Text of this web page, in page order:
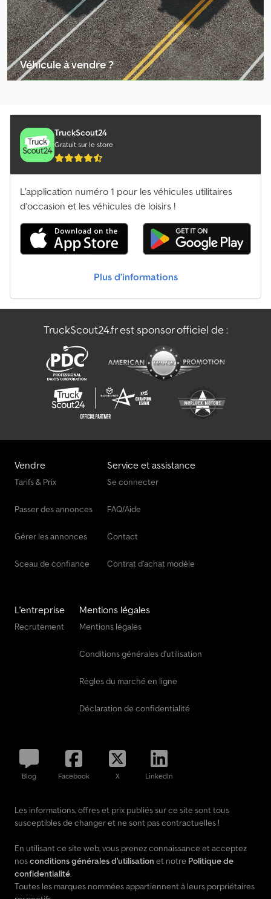
Faun Camion Grue
Hmf Pièces De Rechange
Hmf Poids Lourds
Humbaur Ha Remorques
Jonsered Camion Grue
Krupp Camion Grue
Machine De Récolte
Man Camion Grue
Meiller Camion Grue
Mercedes-Benz Camion Grue
Volvo Camion Grue
Véhicule De Manœuvre
Véhicule à vendre ?
TruckScout24
Gratuit sur le store
L'application numéro 1 pour les véhicules utilitaires
d'occasion et les véhicules de loisirs !
Plus d’informations
TruckScout24.fr est sponsor officiel de :
Vendre
Tarifs & Prix
Passer des annonces
Gérer les annonces
Sceau de confiance
Service et assistance
Se connecter
FAQ/Aide
Contact
Contrat d'achat modèle
L'entreprise
Recrutement
Mentions légales
Mentions légales
Conditions générales d'utilisation
Règles du marché en ligne
Déclaration de confidentialité
Blog Facebook X LinkedIn
Les informations, offres et prix publiés sur ce site sont tous
susceptibles de changer et ne sont pas contractuelles !
En utilisant ce site web, vous prenez connaissance et acceptez
nosconditions générales d'utilisation et notre Politique de
confidentialité.
Toutes les marques nommées appartiennent à leurs porpriétaires